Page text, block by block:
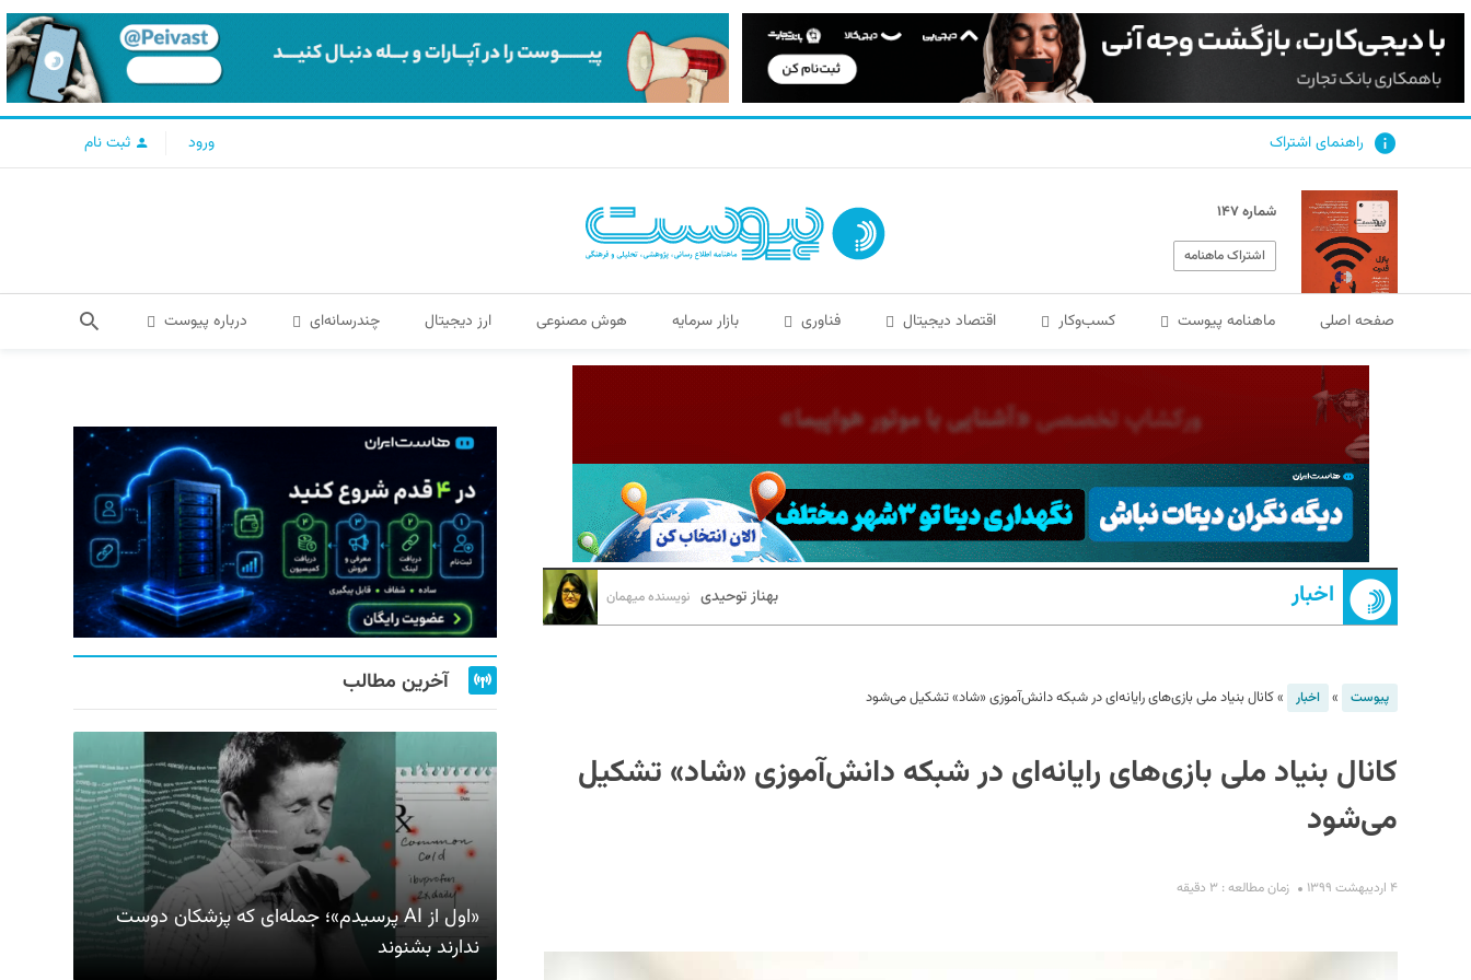
راهنمای اشتراک ورود ثبت نام
شماره ۱۴۷
اشتراک ماهنامه
صفحه اصلی ماهنامه پیوست کسب‌و‌کار اقتصاد دیجیتال فناوری بازار سرمایه هوش مصنوعی ارز دیجیتال چندرسانه‌ای درباره پیوست
اخبار بهناز توحیدی نویسنده میهمان
پیوست » اخبار »کانال بنیاد ملی بازی‌های رایانه‌ای در شبکه دانش‌آموزی «شاد» تشکیل می‌شود
کانال بنیاد ملی بازی‌های رایانه‌ای در شبکه دانش‌آموزی «شاد» تشکیل
می‌شود
۴ اردیبهشت ۱۳۹۹ زمان مطالعه : ۳ دقیقه
آخرین مطالب
«اول از AI پرسیدم»؛ جمله‌ای که پزشکان دوست
ندارند بشنوند